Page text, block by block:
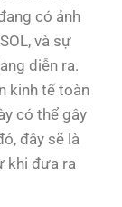
có ảnh
và sự
diễn ra.
kinh tế toàn
có thể gây
đây sẽ là
khi đưa ra